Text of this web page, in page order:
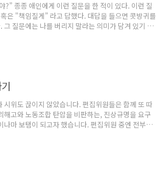
종종 애인에게 이런 질문을 한 적이 있다. 이런 질
은 "책임질게” 라고 답했다. 대답을 들으면 콧방귀를
질문에는 나를 버리지 말라는 의미가 담겨 있기 때
하지 않으면 그날 밤 오만가지 생각을 한다. 먼저,
위도 끊이지 않았습니다. 편집위원들은 함께 또 따
고와 노동조합 탄압을 비판하는, 진상규명을 요구
마 보탬이 되고자 했습니다. 편집위원 중엔 전부터
만 모두가 “현장”이 가져다주는 특별한 느낌을 공